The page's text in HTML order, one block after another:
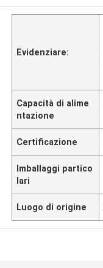
Evidenziare:
Capacità di alime
ntazione
Certificazione
Imballaggi partico
lari
Luogo di origine